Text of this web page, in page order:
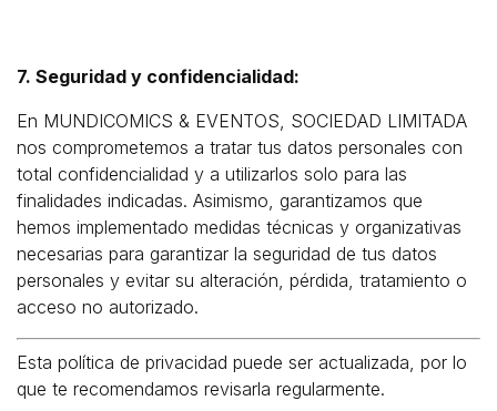
7. Seguridad y confidencialidad:
En MUNDICOMICS & EVENTOS, SOCIEDAD LIMITADA
nos comprometemos a tratar tus datos personales con
total confidencialidad y a utilizarlos solo para las
finalidades indicadas. Asimismo, garantizamos que
hemos implementado medidas técnicas y organizativas
necesarias para garantizar la seguridad de tus datos
personales y evitar su alteración, pérdida, tratamiento o
acceso no autorizado.
Esta política de privacidad puede ser actualizada, por lo
que te recomendamos revisarla regularmente.